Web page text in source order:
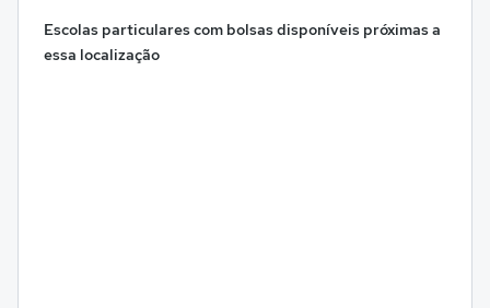
Escolas particulares com bolsas disponíveis próximas a
essa localização